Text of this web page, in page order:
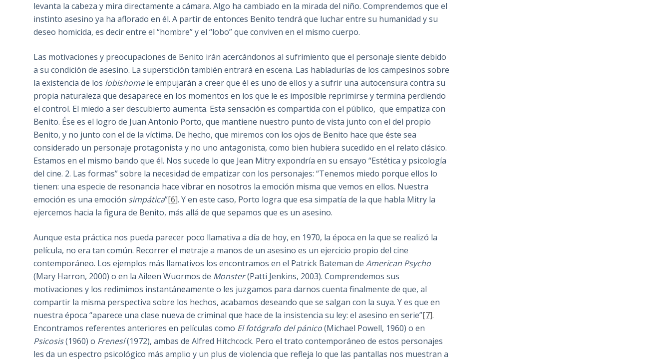
levanta la cabeza y mira directamente a cámara. Algo ha cambiado en la mirada del niño. Comprendemos que el
instinto asesino ya ha aflorado en él. A partir de entonces Benito tendrá que luchar entre su humanidad y su
deseo homicida, es decir entre el “hombre” y el “lobo” que conviven en el mismo cuerpo.
Las motivaciones y preocupaciones de Benito irán acercándonos al sufrimiento que el personaje siente debido
a su condición de asesino. La superstición también entrará en escena. Las habladurías de los campesinos sobre
la existencia de los lobishomele empujarán a creer que él es uno de ellos y a sufrir una autocensura contra su
propia naturaleza que desaparece en los momentos en los que le es imposible reprimirse y termina perdiendo
el control. El miedo a ser descubierto aumenta. Esta sensación es compartida con el público, que empatiza con
Benito. Ése es el logro de Juan Antonio Porto, que mantiene nuestro punto de vista junto con el del propio
Benito, y no junto con el de la víctima. De hecho, que miremos con los ojos de Benito hace que éste sea
considerado un personaje protagonista y no uno antagonista, como bien hubiera sucedido en el relato clásico.
Estamos en el mismo bando que él. Nos sucede lo que Jean Mitry expondría en su ensayo “Estética y psicología
del cine. 2. Las formas” sobre la necesidad de empatizar con los personajes: “Tenemos miedo porque ellos lo
tienen: una especie de resonancia hace vibrar en nosotros la emoción misma que vemos en ellos. Nuestra
emoción es una emoción simpática”[6]. Y en este caso, Porto logra que esa simpatía de la que habla Mitry la
ejercemos hacia la figura de Benito, más allá de que sepamos que es un asesino.
Aunque esta práctica nos pueda parecer poco llamativa a día de hoy, en 1970, la época en la que se realizó la
película, no era tan común. Recorrer el metraje a manos de un asesino es un ejercicio propio del cine
contemporáneo. Los ejemplos más llamativos los encontramos en el Patrick Bateman deAmerican Psycho
(Mary Harron, 2000) o en la Aileen Wuormos de Monster(Patti Jenkins, 2003). Comprendemos sus
motivaciones y los redimimos instantáneamente o les juzgamos para darnos cuenta finalmente de que, al
compartir la misma perspectiva sobre los hechos, acabamos deseando que se salgan con la suya. Y es que en
nuestra época “aparece una clase nueva de criminal que hace de la insistencia su ley: el asesino en serie”[7].
Encontramos referentes anteriores en películas como El fotógrafo del pánico(Michael Powell, 1960) o en
Psicosis(1960) o Frenesí(1972), ambas de Alfred Hitchcock. Pero el trato contemporáneo de estos personajes
les da un espectro psicológico más amplio y un plus de violencia que refleja lo que las pantallas nos muestran a